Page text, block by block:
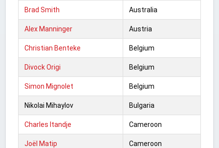
Brad Smith Australia
Alex Manninger Austria
Christian Benteke Belgium
Divock Origi Belgium
Simon Mignolet Belgium
Nikolai Mihaylov Bulgaria
Charles Itandje Cameroon
Joël Matip Cameroon